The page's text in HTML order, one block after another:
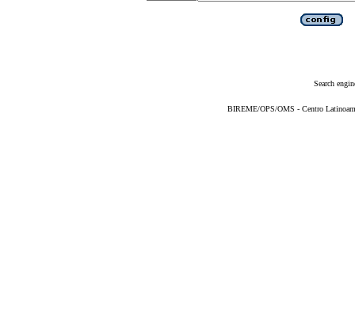
Search
BIREME/OPS/OMS - Centro